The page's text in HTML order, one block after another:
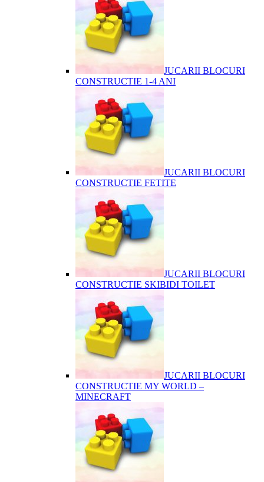
JUCARII BLOCURI
CONSTRUCTIE 1-4 ANI
JUCARII BLOCURI
CONSTRUCTIE FETITE
JUCARII BLOCURI
CONSTRUCTIE SKIBIDI TOILET
JUCARII BLOCURI
CONSTRUCTIE MY WORLD –
MINECRAFT